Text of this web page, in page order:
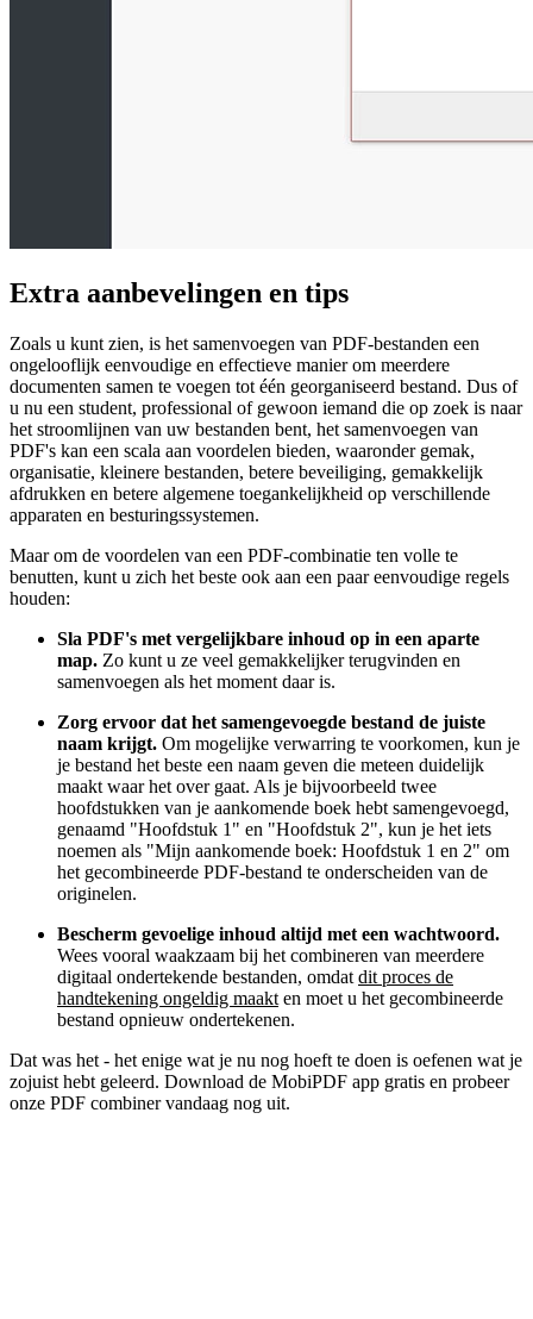
Extra aanbevelingen en tips
Zoals u kunt zien, is het samenvoegen van PDF-bestanden een
ongelooflijk eenvoudige en effectieve manier om meerdere
documenten samen te voegen tot één georganiseerd bestand. Dus of
u nu een student, professional of gewoon iemand die op zoek is naar
het stroomlijnen van uw bestanden bent, het samenvoegen van
PDF's kan een scala aan voordelen bieden, waaronder gemak,
organisatie, kleinere bestanden, betere beveiliging, gemakkelijk
afdrukken en betere algemene toegankelijkheid op verschillende
apparaten en besturingssystemen.
Maar om de voordelen van een PDF-combinatie ten volle te
benutten, kunt u zich het beste ook aan een paar eenvoudige regels
houden:
Sla PDF's met vergelijkbare inhoud op in een aparte
map. Zo kunt u ze veel gemakkelijker terugvinden en
samenvoegen als het moment daar is.
Zorg ervoor dat het samengevoegde bestand de juiste
naam krijgt. Om mogelijke verwarring te voorkomen, kun je
je bestand het beste een naam geven die meteen duidelijk
maakt waar het over gaat. Als je bijvoorbeeld twee
hoofdstukken van je aankomende boek hebt samengevoegd,
genaamd "Hoofdstuk 1" en "Hoofdstuk 2", kun je het iets
noemen als "Mijn aankomende boek: Hoofdstuk 1 en 2" om
het gecombineerde PDF-bestand te onderscheiden van de
originelen.
Bescherm gevoelige inhoud altijd met een wachtwoord.
Wees vooral waakzaam bij het combineren van meerdere
digitaal ondertekende bestanden, omdat dit proces de
handtekening ongeldig maakt en moet u het gecombineerde
bestand opnieuw ondertekenen.
Dat was het - het enige wat je nu nog hoeft te doen is oefenen wat je
zojuist hebt geleerd. Download de MobiPDF app gratis en probeer
onze PDF combiner vandaag nog uit.